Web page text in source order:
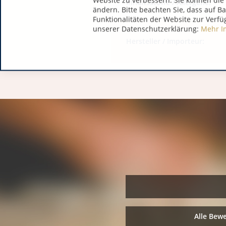
Inhaltsstoffe / Allergene:
Alle
ändern. Bitte beachten Sie, dass auf
Funktionalitäten der Website zur
unserer Datenschutzerklärung: Mehr